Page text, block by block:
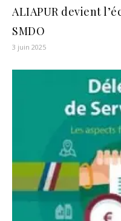
ALIAPUR devient
SMDO
3 juin 2025